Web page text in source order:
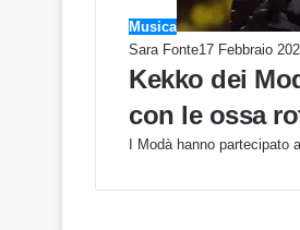
Musica
Sara Fonte17 Febbraio
Kekko dei
con le ossa
I Modà hanno